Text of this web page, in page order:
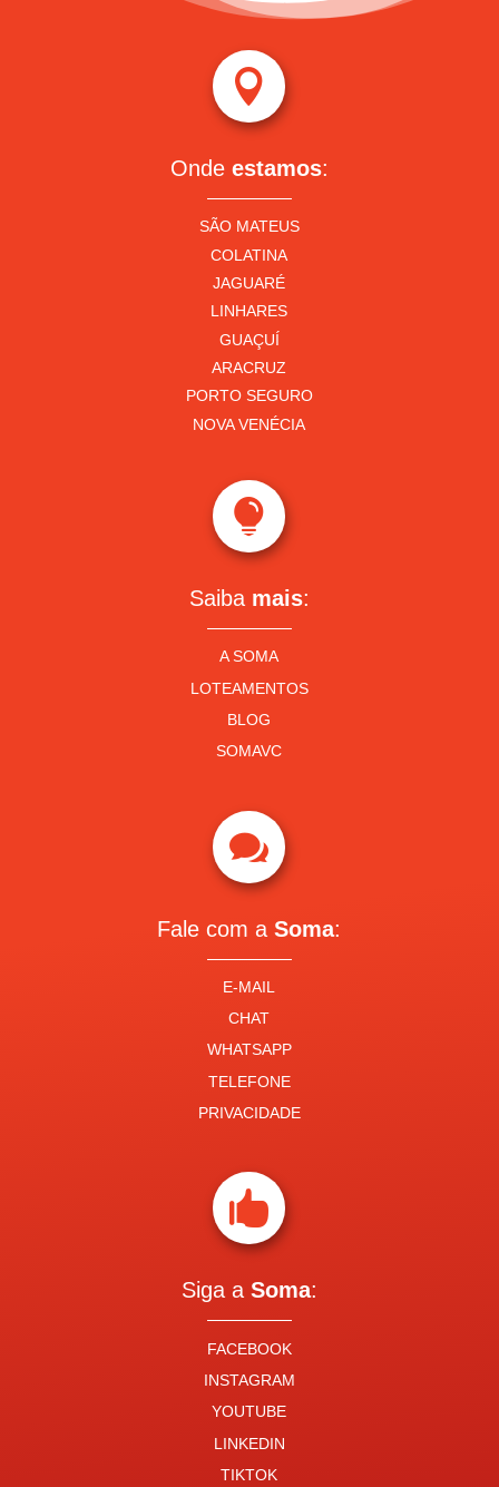

Onde estamos:
SÃO MATEUS
COLATINA
JAGUARÉ
LINHARES
GUAÇUÍ
ARACRUZ
PORTO SEGURO
NOVA VENÉCIA

Saiba mais:
A SOMA
LOTEAMENTOS
BLOG
SOMAVC

Fale com aSoma:
E-MAIL
CHAT
WHATSAPP
TELEFONE
PRIVACIDADE

Siga a Soma:
FACEBOOK
INSTAGRAM
YOUTUBE
LINKEDIN
TIKTOK